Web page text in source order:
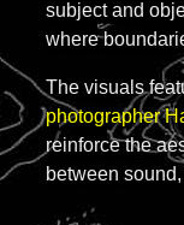
subject and
where
The visuals
photographer
reinforce the
between